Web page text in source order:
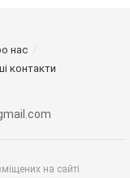
нас
контакти
на сайті